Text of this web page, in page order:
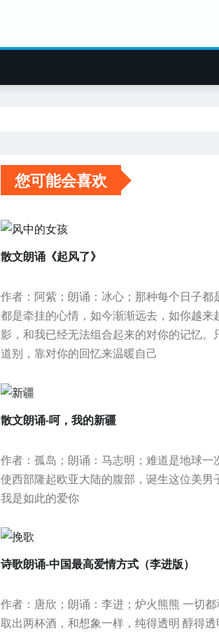
您可能会喜欢
散文朗诵《起风了》
作者：阿紫；朗诵：冰心；那种每个日子都
都是牵挂的心情，如今渐渐远去，如你越来
影，和我已经无法组合起来的对你的记忆。
道别，靠对你的回忆来温暖自己
散文朗诵-呵，我的新疆
作者：孤岛；朗诵：马志明；难道是地球一
使西部隆起欧亚大陆的腹部，诞生这位美
我是如此的爱你
诗歌朗诵-中国最高爱情方式（李进版）
作者：唐欣；朗诵：李进；炉火熊熊 一切
取出两杯酒，和想象一样，纯得透明 醇得